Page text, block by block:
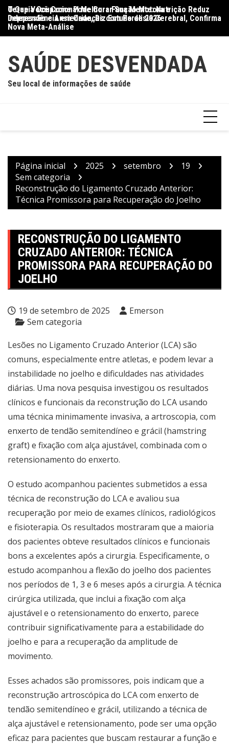
para
conteúdo
O Que Você Come Pode Curar Sua Mente: Nutrição Reduz
Depressão e Ansiedade, Diz Estudo de 2026
Terapia Ocupacional Melhora Função Motora e
Independência em Crianças com Paralisia Cerebral, Confirma
Nova Meta-Análise
SAÚDE DESVENDADA
Seu local de informações de saúde
Página inicial 2025 setembro
19
Sem categoria
Reconstrução do Ligamento Cruzado Anterior:
Técnica Promissora para Recuperação do Joelho
RECONSTRUÇÃO DO LIGAMENTO
CRUZADO ANTERIOR: TÉCNICA
PROMISSORA PARA RECUPERAÇÃO DO
JOELHO
19 de setembro de 2025
Emerson
Sem categoria
Lesões no Ligamento Cruzado Anterior (LCA) são
comuns, especialmente entre atletas, e podem levar a
instabilidade no joelho e dificuldades nas atividades
diárias. Uma nova pesquisa investigou os resultados
clínicos e funcionais da reconstrução do LCA usando
uma técnica minimamente invasiva, a artroscopia, com
enxerto de tendão semitendíneo e grácil (hamstring
graft) e fixação com alça ajustável, combinada com o
retensionamento do enxerto.
O estudo acompanhou pacientes submetidos a essa
técnica de reconstrução do LCA e avaliou sua
recuperação por meio de exames clínicos, radiológicos
e fisioterapia. Os resultados mostraram que a maioria
dos pacientes obteve resultados clínicos e funcionais
bons a excelentes após a cirurgia. Especificamente, o
estudo acompanhou a flexão do joelho dos pacientes
nos períodos de 1, 3 e 6 meses após a cirurgia. A técnica
cirúrgica utilizada, que inclui a fixação com alça
ajustável e o retensionamento do enxerto, parece
contribuir significativamente para a estabilidade do
joelho e para a recuperação da amplitude de
movimento.
Esses achados são promissores, pois indicam que a
reconstrução artroscópica do LCA com enxerto de
tendão semitendíneo e grácil, utilizando a técnica de
alça ajustável e retensionamento, pode ser uma opção
eficaz para pacientes que buscam restaurar a função e